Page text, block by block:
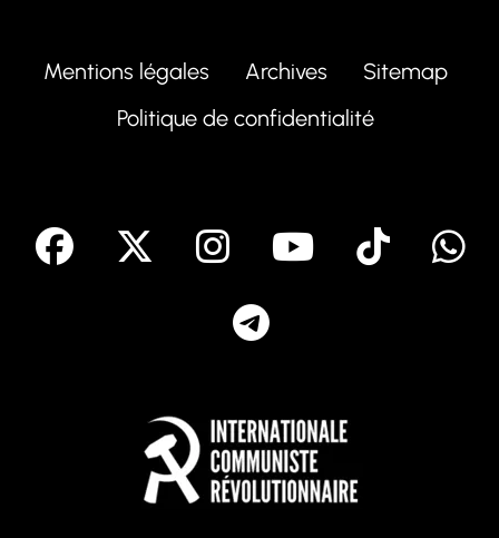
Mentions légales Archives
Sitemap
Politique de confidentialité
facebook Instagram
Youtube
Tik